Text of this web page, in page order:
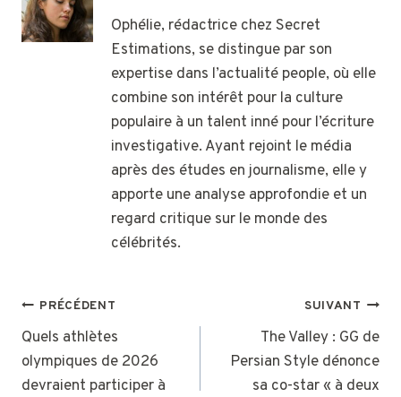
Ophélie, rédactrice chez Secret
Estimations, se distingue par son
expertise dans l’actualité people, où elle
combine son intérêt pour la culture
populaire à un talent inné pour l’écriture
investigative. Ayant rejoint le média
après des études en journalisme, elle y
apporte une analyse approfondie et un
regard critique sur le monde des
célébrités.
NAVIGATION
DE
L’ARTICLE
PRÉCÉDENT
Quels athlètes
olympiques de 2026
devraient participer à
SUIVANT
The Valley : GG de
Persian Style dénonce
sa co-star « à deux